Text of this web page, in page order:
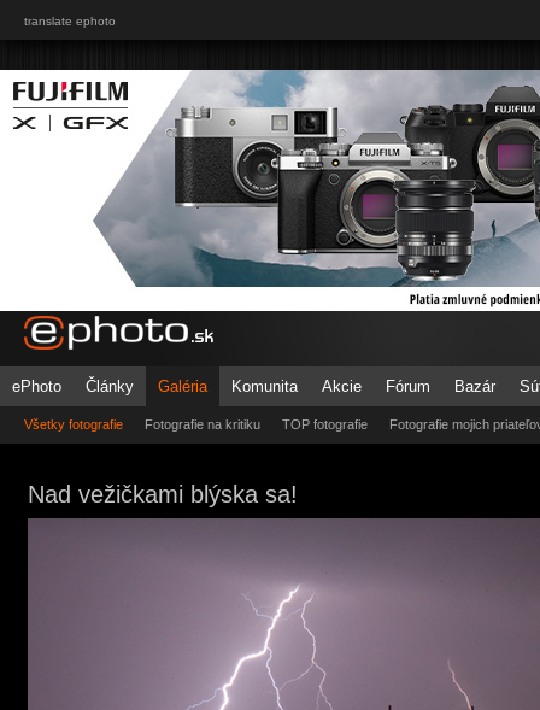
translate ephoto
ePhoto Články Galéria
Všetky fotografie Fotografie na kritiku TOP fotografie Fotografie mojich
Komunita Akcie Fórum Bazár
Nad vežičkami blýska sa!